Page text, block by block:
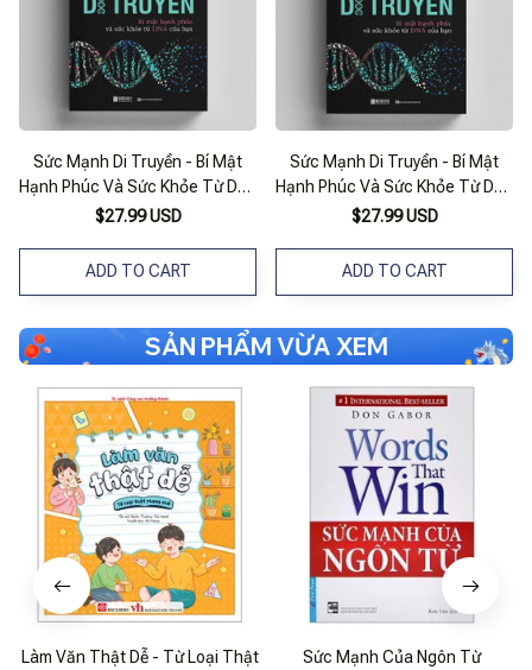
Sức Mạnh Di Truyền - Bí Mật
Hạnh Phúc Và Sức Khỏe Từ Dna
Của Bạn
$27.99 USD
ADD TO CART
Sức Mạnh Di Truyền - Bí Mật
Hạnh Phúc Và Sức Khỏe Từ Dna
Của Bạn
$27.99 USD
ADD TO CART
SẢN PHẨM VỪA XEM
Làm Văn Thật Dễ - Từ Loại Thật
Sức Mạnh Của Ngôn Từ